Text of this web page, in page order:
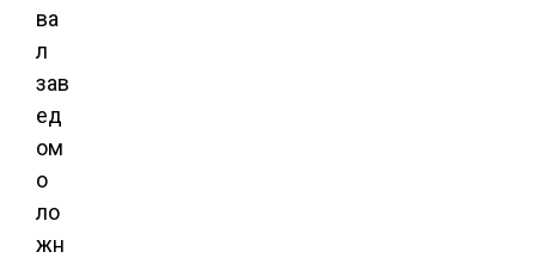
ва
л
зав
ед
ом
о
ло
жн